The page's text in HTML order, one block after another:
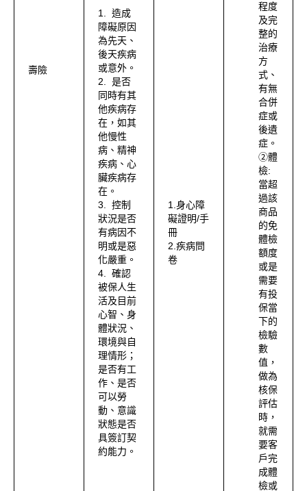
壽險
1. 造成
障礙原因
為先天、
後天疾病
或意外。
2. 是否
同時有其
他疾病存
在，如其
他慢性
病、精神
疾病、心
臟疾病存
在。
3. 控制
狀況是否
有病因不
明或是惡
化嚴重。
4. 確認
被保人生
活及目前
心智、身
體狀況、
環境與自
理情形；
是否有工
作、是否
可以勞
動、意識
狀態是否
具簽訂契
約能力。
1.身心障
礙證明/手
冊
2.疾病問
卷
程度
及完
整的
治療
方
式、
有無
合併
症或
後遺
症。
②體
檢:
當超
過該
商品
的免
體檢
額度
或是
需要
有投
保當
下的
檢驗
數
值，
做為
核保
評估
時，
就需
要客
戶完
成體
檢或